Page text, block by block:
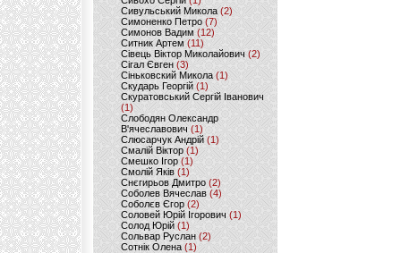
Сивульський Микола(2)
Симоненко Петро(7)
Симонов Вадим (12)
Ситник Артем(11)
Сівець Віктор Миколайович(2)
Сігал Євген (3)
Сіньковский Микола(1)
Скударь Георгій (1)
Скуратовський Сергій Іванович
(1)
Слободян Олександр
В'ячеславович(1)
Слюсарчук Андрій(1)
Смалій Віктор (1)
Смешко Ігор (1)
Смолій Яків (1)
Снєгирьов Дмитро (2)
Соболев Вячеслав (4)
Соболєв Єгор(2)
Соловей Юрій Ігорович (1)
Солод Юрій (1)
Сольвар Руслан (2)
Сотнік Олена(1)